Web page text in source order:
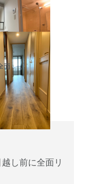
し前に全面リ